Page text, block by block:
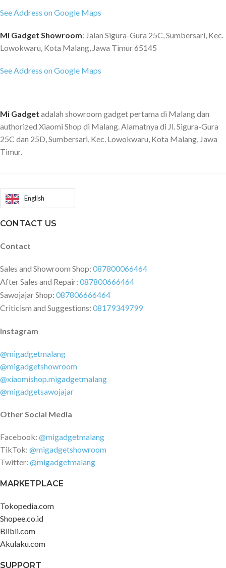
See Address on Google Maps
Mi Gadget Showroom: Jalan Sigura-Gura 25C, Sumbersari, Kec.
Lowokwaru, Kota Malang, Jawa Timur 65145
See Address on Google Maps
Mi Gadget adalah showroom gadget pertama di Malang dan
authorized Xiaomi Shop di Malang. Alamatnya di Jl. Sigura-Gura
25C dan 25D, Sumbersari, Kec. Lowokwaru, Kota Malang, Jawa
Timur.
English
CONTACT US
Contact
Sales and Showroom Shop: 087800066464
After Sales and Repair: 087800666464
Sawojajar Shop: 087806666464
Criticism and Suggestions: 08179349799
Instagram
@migadgetmalang
@migadgetshowroom
@xiaomishop.migadgetmalang
@migadgetsawojajar
Other Social Media
Facebook: @migadgetmalang
TikTok: @migadgetshowroom
Twitter: @migadgetmalang
MARKETPLACE
Tokopedia.com
Shopee.co.id
Blibli.com
Akulaku.com
SUPPORT